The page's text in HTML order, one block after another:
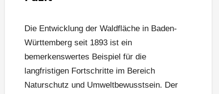
Die Entwicklung der Waldfläche in Baden-
Württemberg seit 1893 ist ein
bemerkenswertes Beispiel für die
langfristigen Fortschritte im Bereich
Naturschutz und Umweltbewusstsein. Der